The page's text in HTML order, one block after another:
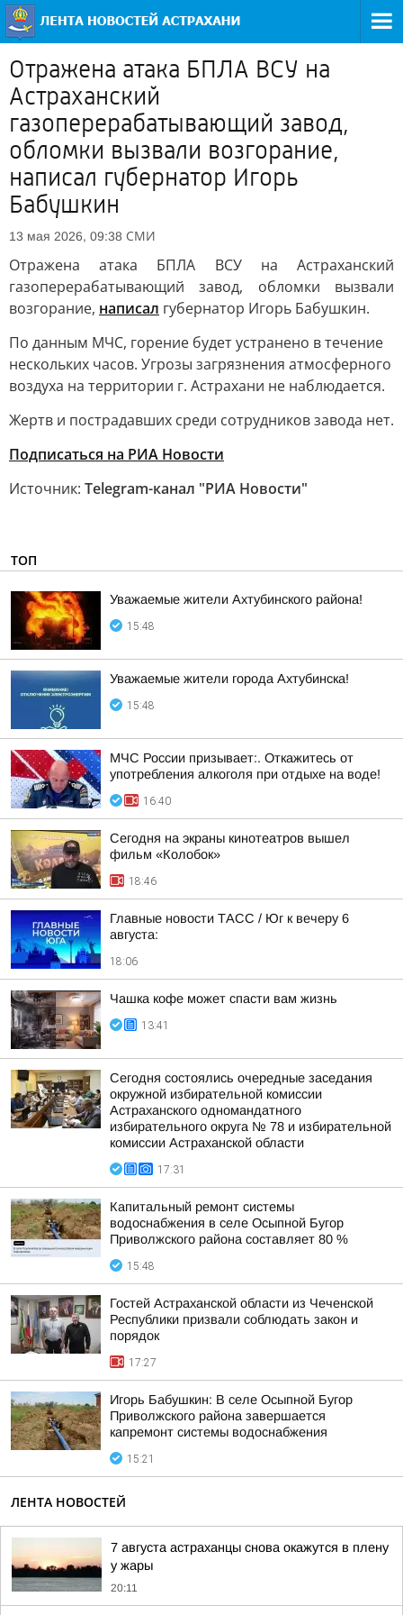
Отражена атака БПЛА ВСУ на
Астраханский
газоперерабатывающий завод,
обломки вызвали возгорание,
написал губернатор Игорь
Бабушкин
13 мая 2026, 09:38 СМИ
Отражена атака БПЛА ВСУ на Астраханский
газоперерабатывающий завод, обломки вызвали
возгорание, написал губернатор Игорь Бабушкин.
По данным МЧС, горение будет устранено в течение
нескольких часов. Угрозы загрязнения атмосферного
воздуха на территории г. Астрахани не наблюдается.
Жертв и пострадавших среди сотрудников завода нет.
Подписаться на РИА Новости
Источник: Telegram-канал "РИА Новости"
ТОП
Уважаемые жители Ахтубинского района!
15:48
Уважаемые жители города Ахтубинска!
15:48
МЧС России призывает:. Откажитесь от
употребления алкоголя при отдыхе на воде!
16:40
Сегодня на экраны кинотеатров вышел
фильм «Колобок»
18:46
Главные новости ТАСС / Юг к вечеру 6
августа:
18:06
Чашка кофе может спасти вам жизнь
13:41
Сегодня состоялись очередные заседания
окружной избирательной комиссии
Астраханского одномандатного
избирательного округа № 78 и избирательной
комиссии Астраханской области
17:31
Капитальный ремонт системы
водоснабжения в селе Осыпной Бугор
Приволжского района составляет 80 %
15:48
Гостей Астраханской области из Чеченской
Республики призвали соблюдать закон и
порядок
17:27
Игорь Бабушкин: В селе Осыпной Бугор
Приволжского района завершается
капремонт системы водоснабжения
15:21
ЛЕНТА НОВОСТЕЙ
7 августа астраханцы снова окажутся в плену
у жары
20:11